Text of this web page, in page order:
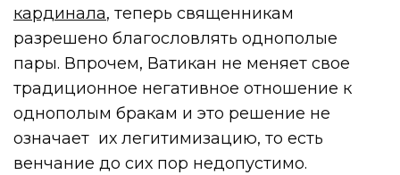
кардинала, теперь священникам
разрешено благословлять однополые
пары. Впрочем, Ватикан не меняет свое
традиционное негативное отношение к
однополым бракам и это решение не
означает их легитимизацию, то есть
венчание до сих пор недопустимо.